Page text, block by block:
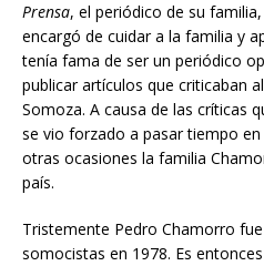
Prensa, el periódico de su
encargó de cuidar a la familia y
tenía fama de ser un periódico
publicar artículos que criticaban
Somoza. A causa de las críticas
se vio forzado a pasar tiempo en
otras ocasiones la familia
país.
Tristemente Pedro Chamorro
somocistas en 1978. Es